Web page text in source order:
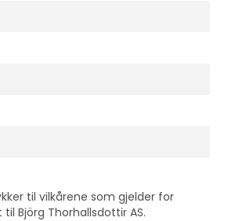
til vilkårene som gjelder for
Björg Thorhallsdottir AS.